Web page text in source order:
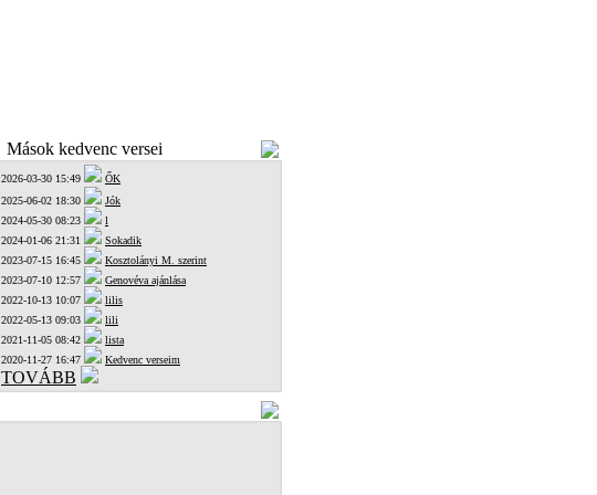
Mások kedvenc versei
2026-03-30 15:49
ŐK
2025-06-02 18:30
Jók
2024-05-30 08:23
l
2024-01-06 21:31
Sokadik
2023-07-15 16:45
Kosztolányi M. szerint
2023-07-10 12:57
Genovéva ajánlása
2022-10-13 10:07
lilis
2022-05-13 09:03
lili
2021-11-05 08:42
lista
2020-11-27 16:47
Kedvenc verseim
TOVÁBB